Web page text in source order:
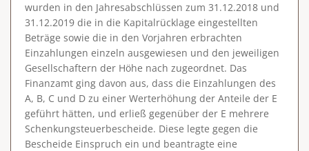
wurden in den Jahresabschlüssen zum 31.12.2018 und
31.12.2019 die in die Kapitalrücklage eingestellten
Beträge sowie die in den Vorjahren erbrachten
Einzahlungen einzeln ausgewiesen und den jeweiligen
Gesellschaftern der Höhe nach zugeordnet. Das
Finanzamt ging davon aus, dass die Einzahlungen des
A, B, C und D zu einer Werterhöhung der Anteile der E
geführt hätten, und erließ gegenüber der E mehrere
Schenkungsteuerbescheide. Diese legte gegen die
Bescheide Einspruch ein und beantragte eine